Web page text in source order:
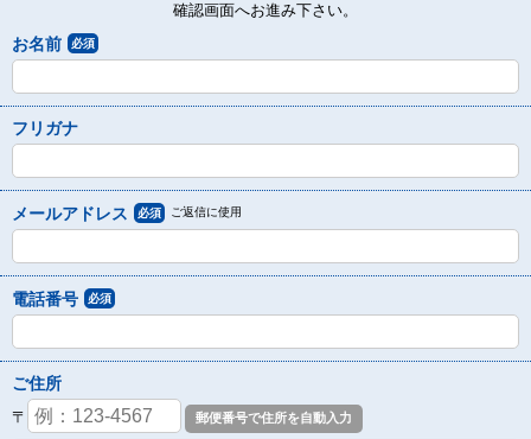
確認画面へお進み下さい。
お名前 必須
フリガナ
メールアドレス 必須 ご返信に使用
電話番号 必須
ご住所
〒